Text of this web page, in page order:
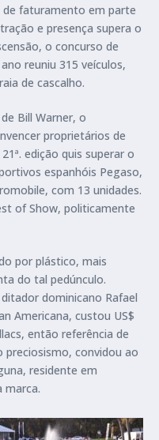
faturamento em parte
e presença supera o
o concurso de
reuniu 315 veículos,
de cascalho.
Bill Warner, o
proprietários de
edição quis superar o
espanhóis Pegaso,
com 13 unidades.
of Show, politicamente
por plástico, mais
do tal pedúnculo.
dominicano Rafael
Americana, custou US$
então referência de
convidou ao
residente em
marca.